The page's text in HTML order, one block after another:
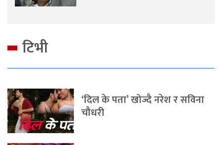
टिभी
‘दिल के पता’ खोज्दै नरेश र सविना
चौधरी